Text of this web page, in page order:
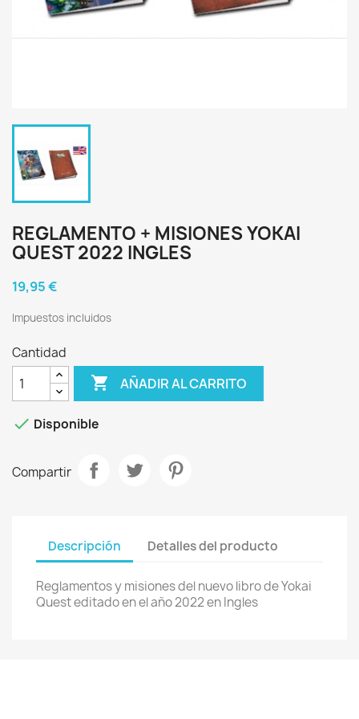
REGLAMENTO + MISIONES YOKAI
QUEST 2022 INGLES
19,95 €
Impuestos incluidos
Cantidad
 AÑADIR AL CARRITO
 Disponible
Compartir
Descripción Detalles del producto
Reglamentos y misiones del nuevo libro de Yokai
Quest editado en el año 2022 en Ingles